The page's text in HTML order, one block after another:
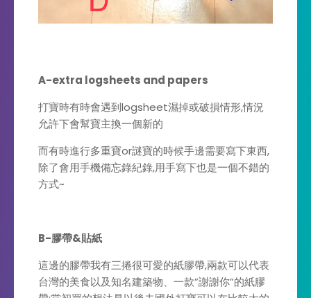
A-extra logsheets and papers
打寶時有時會遇到logsheet濕掉或破損情形,情況
允許下會幫寶主換一個新的
而有時進行多重寶or謎寶的時候手邊需要寫下東西,
除了會用手機備忘錄紀錄,用手寫下也是一個不錯的
方式~
B-膠帶&貼紙
這邊的膠帶我有三捲很可愛的紙膠帶,兩款可以代表
台灣的美食以及知名建築物、一款”謝謝你”的紙膠